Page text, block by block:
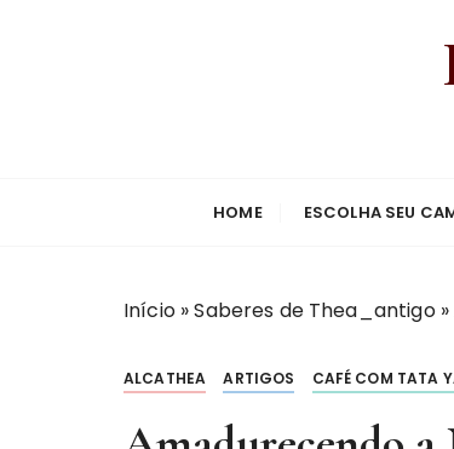
HOME ESCOLHA SEU
Início»Saberes de Thea_antigo»
ALCATHEA ARTIGOS CAFÉ COM TATA